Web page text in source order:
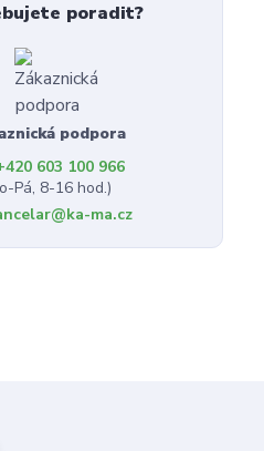
poradit?
podpora
603 100 966
Pá, 8-16 hod.)
ma.cz